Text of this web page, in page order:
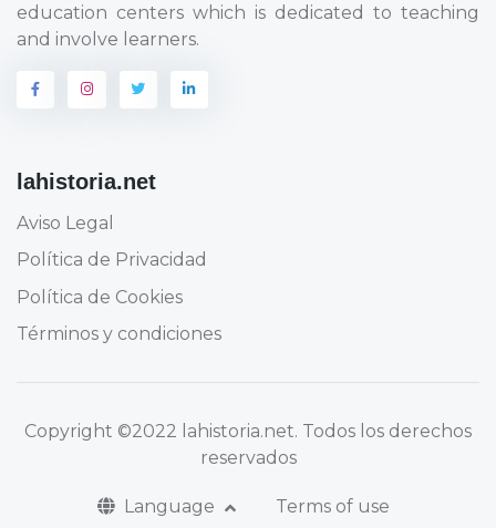
education centers which is dedicated to teaching
and involve learners.
lahistoria.net
Aviso Legal
Política de Privacidad
Política de Cookies
Términos y condiciones
Copyright ©2022 lahistoria.net. Todos los derechos
reservados
Language Terms of use